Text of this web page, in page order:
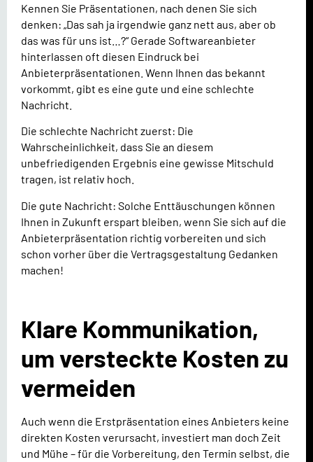
Kennen Sie Präsentationen, nach denen Sie sich
denken: „Das sah ja irgendwie ganz nett aus, aber ob
das was für uns ist…?“ Gerade Softwareanbieter
hinterlassen oft diesen Eindruck bei
Anbieterpräsentationen. Wenn Ihnen das bekannt
vorkommt, gibt es eine gute und eine schlechte
Nachricht.
Die schlechte Nachricht zuerst: Die
Wahrscheinlichkeit, dass Sie an diesem
unbefriedigenden Ergebnis eine gewisse Mitschuld
tragen, ist relativ hoch.
Die gute Nachricht: Solche Enttäuschungen können
Ihnen in Zukunft erspart bleiben, wenn Sie sich auf die
Anbieterpräsentation richtig vorbereiten und sich
schon vorher über die Vertragsgestaltung Gedanken
machen!
Klare Kommunikation,
um versteckte Kosten zu
vermeiden
Auch wenn die Erstpräsentation eines Anbieters keine
direkten Kosten verursacht, investiert man doch Zeit
und Mühe – für die Vorbereitung, den Termin selbst, die